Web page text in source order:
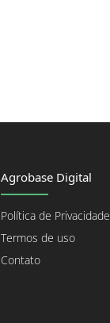
Agrobase Digital
Política de Privacidade
Termos de uso
Contato